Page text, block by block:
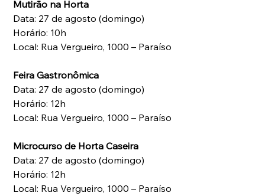
Mutirão na Horta
Data: 27 de agosto (domingo)
Horário: 10h
Local: Rua Vergueiro, 1000 – Paraíso
Feira Gastronômica
Data: 27 de agosto (domingo)
Horário: 12h
Local: Rua Vergueiro, 1000 – Paraíso
Microcurso de Horta Caseira
Data: 27 de agosto (domingo)
Horário: 12h
Local: Rua Vergueiro, 1000 – Paraíso